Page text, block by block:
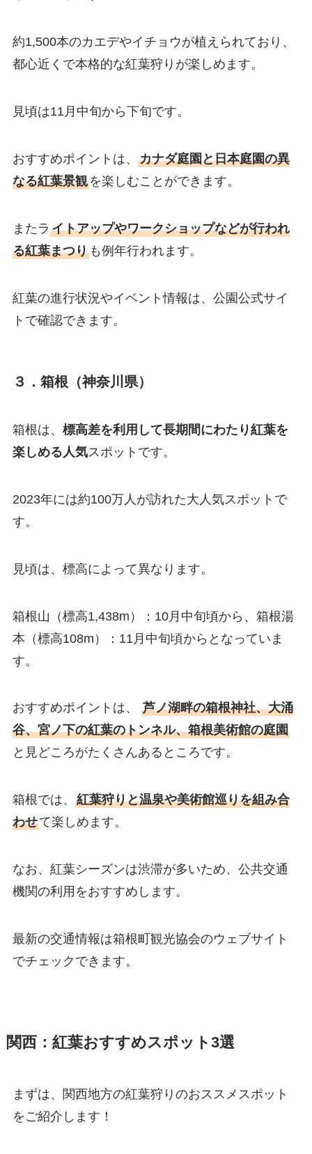
約1,500本のカエデやイチョウが植えられており、
都心近くで本格的な紅葉狩りが楽しめます。
見頃は11月中旬から下旬です。
おすすめポイントは、 カナダ庭園と日本庭園の異
なる紅葉景観を楽しむことができます。
またラ イトアップやワークショップなどが行われ
る紅葉まつりも例年行われます。
紅葉の進行状況やイベント情報は、公園公式サイ
トで確認できます。
３．箱根（神奈川県）
箱根は、 標高差を利用して長期間にわたり紅葉を
楽しめる人気スポットです。
2023年には約100万人が訪れた大人気スポットで
す。
見頃は、標高によって異なります。
箱根山（標高1,438m）：10月中旬頃から、箱根湯
本（標高108m）：11月中旬頃からとなっていま
す。
おすすめポイントは、 芦ノ湖畔の箱根神社、大涌
谷、宮ノ下の紅葉のトンネル、箱根美術館の庭園
と見どころがたくさんあるところです。
箱根では、 紅葉狩りと温泉や美術館巡りを組み合
わせて楽しめます。
なお、紅葉シーズンは渋滞が多いため、公共交通
機関の利用をおすすめします。
最新の交通情報は箱根町観光協会のウェブサイト
でチェックできます。
関西：紅葉おすすめスポット3選
まずは、関西地方の紅葉狩りのおススメスポット
をご紹介します！